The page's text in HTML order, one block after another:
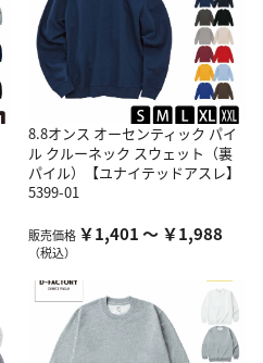
8.8オンス オーセンティック パイ
ル クルーネック スウェット（裏
パイル）【ユナイテッドアスレ】
5399-01
販売価格 ￥1,401 ～ ￥1,988
（税込）